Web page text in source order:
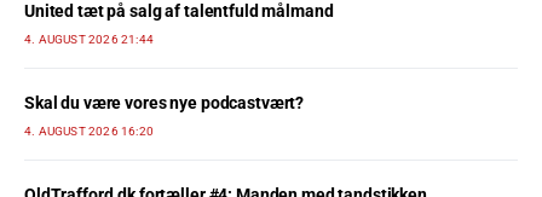
United tæt på salg af talentfuld målmand
4. AUGUST 2026 21:44
Skal du være vores nye podcastvært?
4. AUGUST 2026 16:20